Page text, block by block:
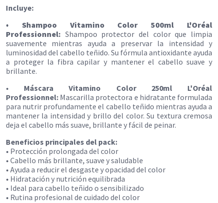
Incluye:
• Shampoo Vitamino Color 500ml L'Oréal
Professionnel: Shampoo protector del color que limpia
suavemente mientras ayuda a preservar la intensidad y
luminosidad del cabello teñido. Su fórmula antioxidante ayuda
a proteger la fibra capilar y mantener el cabello suave y
brillante.
• Máscara Vitamino Color 250ml L'Oréal
Professionnel: Mascarilla protectora e hidratante formulada
para nutrir profundamente el cabello teñido mientras ayuda a
mantener la intensidad y brillo del color. Su textura cremosa
deja el cabello más suave, brillante y fácil de peinar.
Beneficios principales del pack:
• Protección prolongada del color
• Cabello más brillante, suave y saludable
• Ayuda a reducir el desgaste y opacidad del color
• Hidratación y nutrición equilibrada
• Ideal para cabello teñido o sensibilizado
• Rutina profesional de cuidado del color